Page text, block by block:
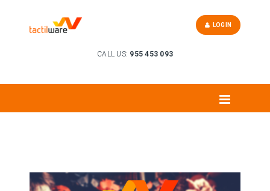
CALL US: 955 453 093
LOGIN